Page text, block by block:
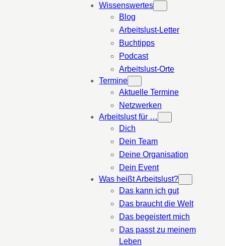
Wissenswertes
Blog
Arbeitslust-Letter
Buchtipps
Podcast
Arbeitslust-Orte
Termine
Aktuelle Termine
Netzwerken
Arbeitslust für …
Dich
Dein Team
Deine Organisation
Dein Event
Was heißt Arbeitslust?
Das kann ich gut
Das braucht die Welt
Das begeistert mich
Das passt zu meinem
Leben